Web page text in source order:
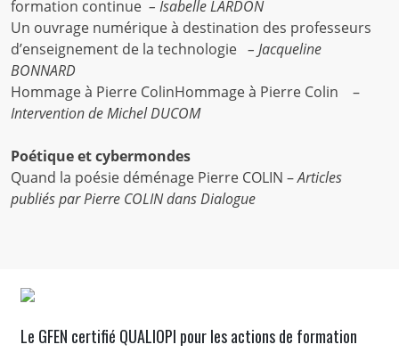
formation continue – Isabelle LARDON
Un ouvrage numérique à destination des professeurs
d’enseignement de la technologie – Jacqueline
BONNARD
Hommage à Pierre ColinHommage à Pierre Colin –
Intervention de Michel DUCOM
Poétique et cybermondes
Quand la poésie déménage Pierre COLIN –Articles
publiés par Pierre COLIN dans Dialogue
Le GFEN certifié QUALIOPI pour les actions de formation